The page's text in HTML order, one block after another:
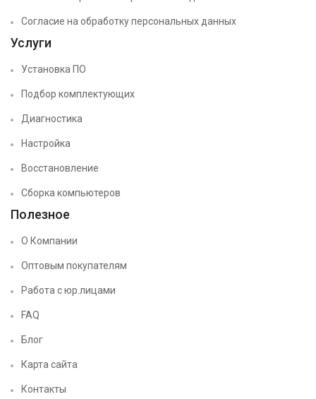
Согласие на обработку персональных данных
Услуги
Установка ПО
Подбор комплектующих
Диагностика
Настройка
Восстановление
Сборка компьютеров
Полезное
О Компании
Оптовым покупателям
Работа с юр.лицами
FAQ
Блог
Карта сайта
Контакты